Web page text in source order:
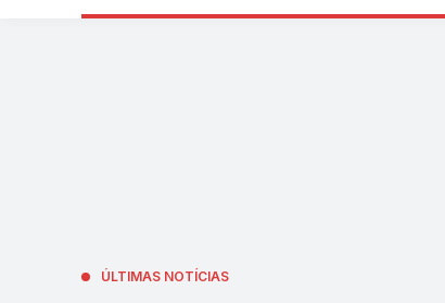
ÚLTIMAS NOTÍCIAS